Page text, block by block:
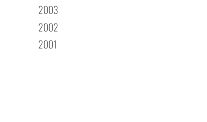
2003
2002
2001